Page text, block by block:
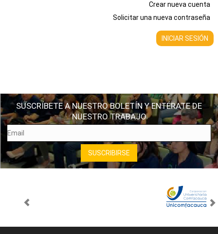
Crear nueva cuenta
Solicitar una nueva contraseña
SUSCRÍBETE A NUESTRO BOLETÍN Y ENTÉRATE DE
NUESTRO TRABAJO